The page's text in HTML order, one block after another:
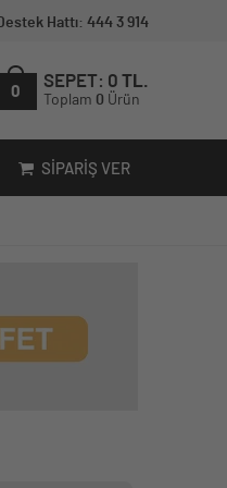
Hattı: 444 3 914
0
SEPET: 0 TL.
Toplam 0 Ürün
SIPARIŞ VER